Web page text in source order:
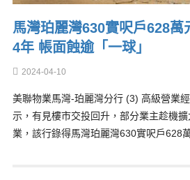
馬灣珀麗灣630實呎戶628萬
4年 帳面蝕逾「一球」
2024-04-10
美聯物業馬灣-珀麗灣分行 (3) 高級營業
示，有見樓市交投回升，部分業主趁機
業，該行錄得馬灣珀麗灣630實呎戶628